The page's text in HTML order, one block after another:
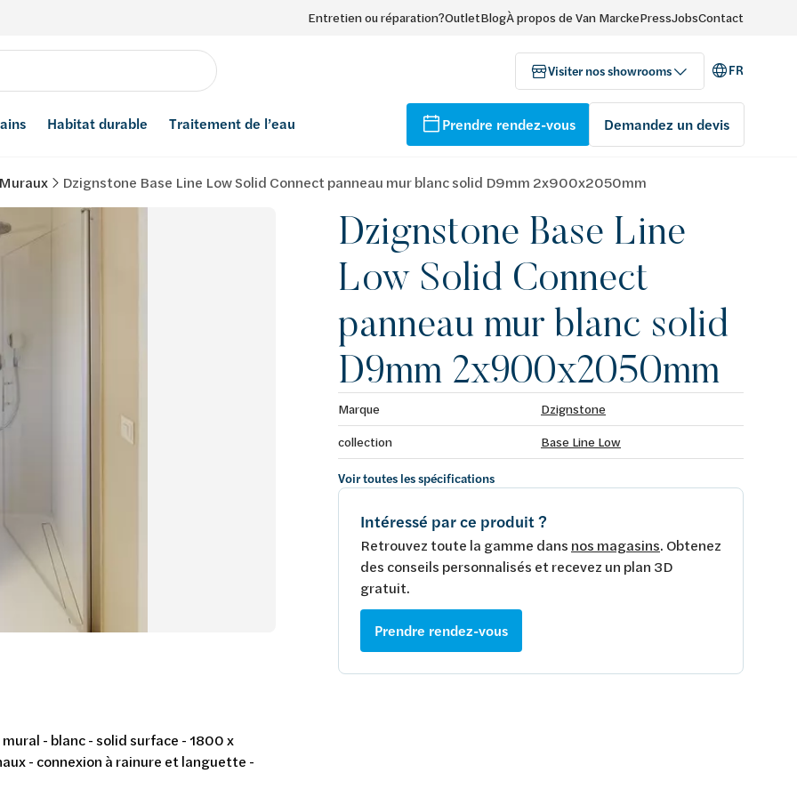
Entretien ou réparation?OutletBlogÀ propos de Van MarckePressJobsContact
Visiter nos showrooms FR
Habitat durable Traitement de l’eau Prendre rendez-vous Demandez un devis
Dzignstone Base Line Low Solid Connect panneau mur blanc solid D9mm 2x900x2050mm
Dzignstone Base Line
Low Solid Connect
panneau mur blanc solid
D9mm 2x900x2050mm
Marque
Dzignstone
collection
Base Line Low
Voir toutes les spécifications
Intéressé par ce produit ?
Retrouvez toute la gamme dans nos magasins. Obtenez
des conseils personnalisés et recevez un plan 3D
gratuit.
Prendre rendez-vous
- blanc - solid surface - 1800 x
- connexion à rainure et languette -